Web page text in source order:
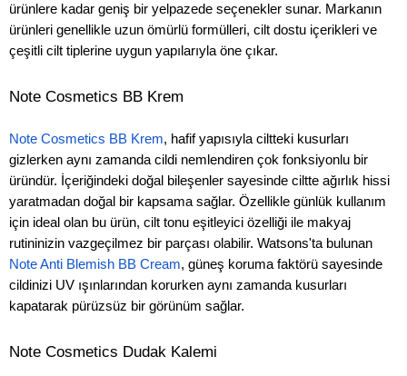
ürünlere kadar geniş bir yelpazede seçenekler sunar. Markanın
ürünleri genellikle uzun ömürlü formülleri, cilt dostu içerikleri ve
çeşitli cilt tiplerine uygun yapılarıyla öne çıkar.
Note Cosmetics BB Krem
Note Cosmetics BB Krem, hafif yapısıyla ciltteki kusurları
gizlerken aynı zamanda cildi nemlendiren çok fonksiyonlu bir
üründür. İçeriğindeki doğal bileşenler sayesinde ciltte ağırlık hissi
yaratmadan doğal bir kapsama sağlar. Özellikle günlük kullanım
için ideal olan bu ürün, cilt tonu eşitleyici özelliği ile makyaj
rutininizin vazgeçilmez bir parçası olabilir. Watsons'ta bulunan
Note Anti Blemish BB Cream, güneş koruma faktörü sayesinde
cildinizi UV ışınlarından korurken aynı zamanda kusurları
kapatarak pürüzsüz bir görünüm sağlar.
Note Cosmetics Dudak Kalemi